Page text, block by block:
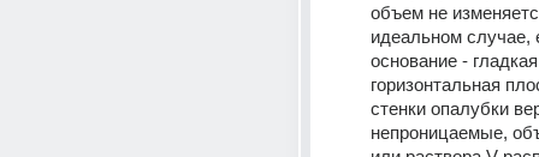
объем не
идеальном случае,
основание - гладкая
горизонтальная
стенки опалубки
непроницаемые,